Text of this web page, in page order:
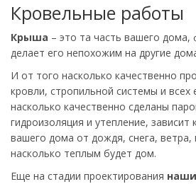
Кровельные работы
Крыша – это та часть вашего
делает его непохожим на другие
И от того насколько качественно
кровли, стропильной системы и всех
насколько качественно сделаны
гидроизоляция и утепление,
вашего дома от дождя, снега, ветра,
насколько теплым будет дом.
Еще на стадии проектирования